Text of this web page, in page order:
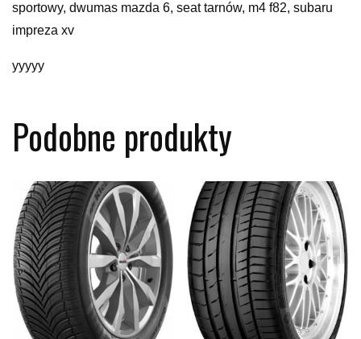
sportowy, dwumas mazda 6, seat tarnów, m4 f82, subaru
impreza xv
yyyyy
Podobne produkty